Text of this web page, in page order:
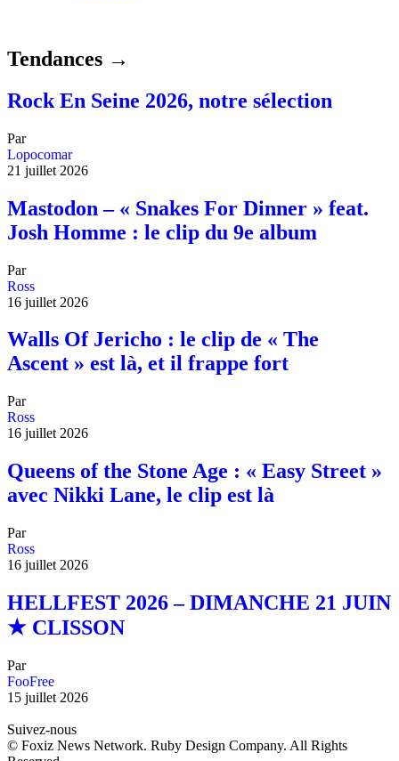
Tendances →
Rock En Seine 2026, notre sélection
Par
Lopocomar
21 juillet 2026
Mastodon – « Snakes For Dinner » feat.
Josh Homme : le clip du 9e album
Par
Ross
16 juillet 2026
Walls Of Jericho : le clip de « The
Ascent » est là, et il frappe fort
Par
Ross
16 juillet 2026
Queens of the Stone Age : « Easy Street »
avec Nikki Lane, le clip est là
Par
Ross
16 juillet 2026
HELLFEST 2026 – DIMANCHE 21 JUIN
★ CLISSON
Par
FooFree
15 juillet 2026
Suivez-nous
© Foxiz News Network. Ruby Design Company. All Rights